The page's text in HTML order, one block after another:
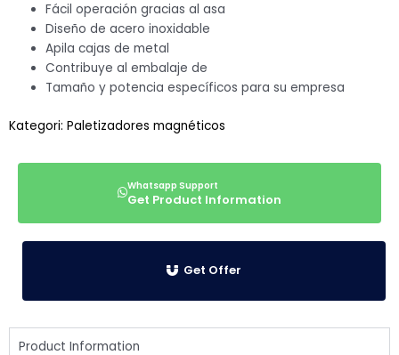
Fácil operación gracias al asa
Diseño de acero inoxidable
Apila cajas de metal
Contribuye al embalaje de
Tamaño y potencia específicos para su empresa
Kategori: Paletizadores magnéticos
Get Product Information
Get Offer
Product Information